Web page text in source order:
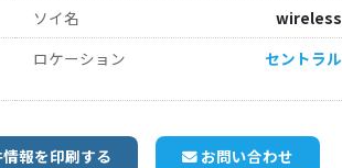
ソイ名
wireless
ロケーション
セントラル
報を印刷する お問い合わせ